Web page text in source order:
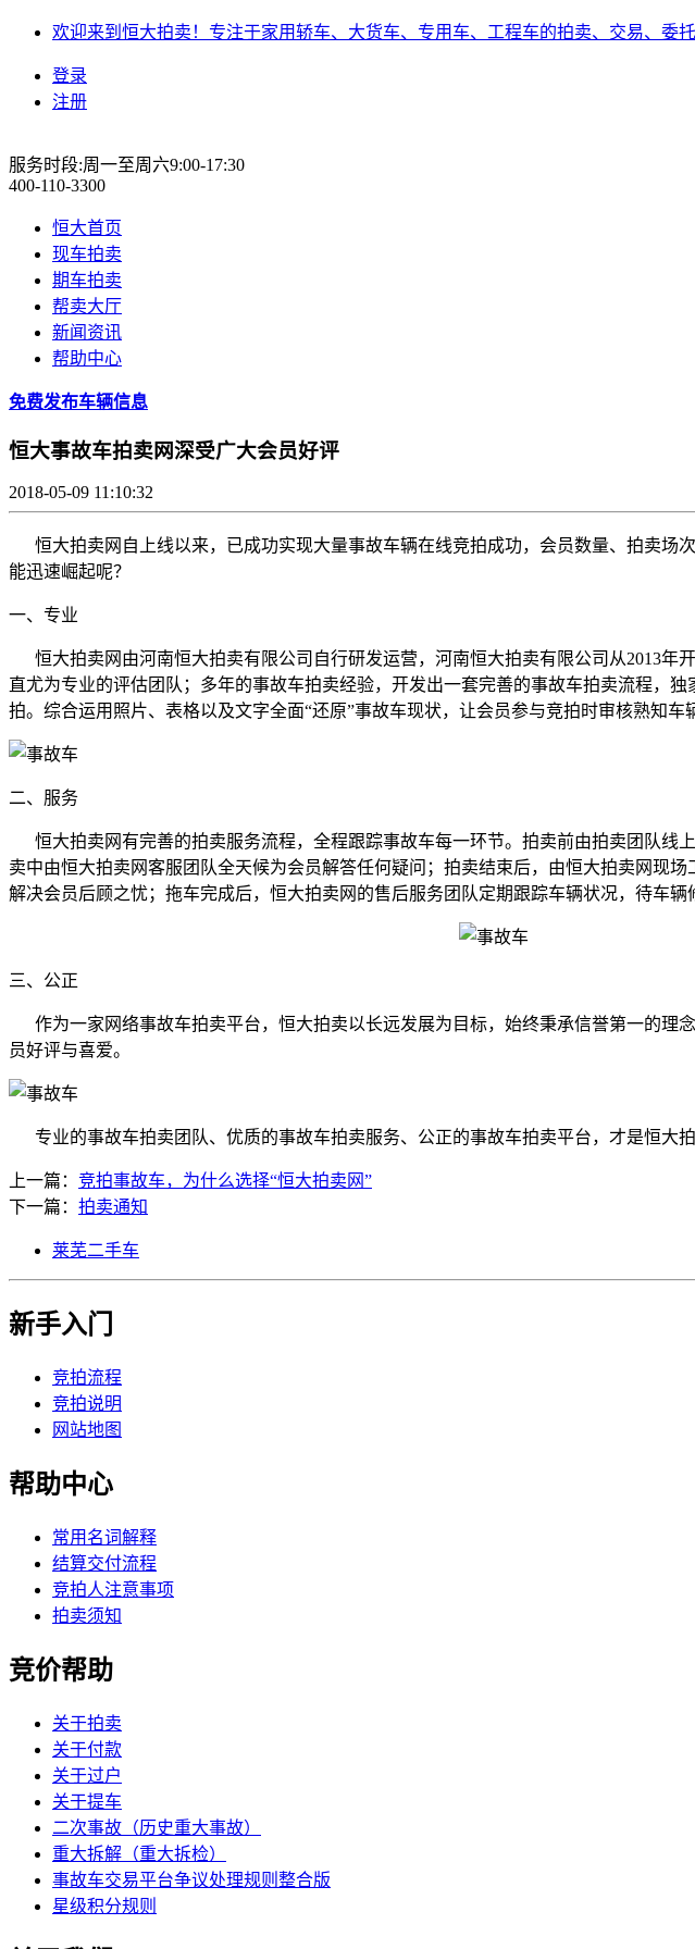
欢迎来到恒大拍卖！专注于家用轿车、大货车、专用车、工程车的拍卖、交易、委
登录
注册
服务时段:周一至周六9:00-17:30
400-110-3300
恒大首页
现车拍卖
期车拍卖
帮卖大厅
新闻资讯
帮助中心
免费发布车辆信息
恒大事故车拍卖网深受广大会员好评
2018-05-09 11:10:32
恒大拍卖网自上线以来，已成功实现大量事故车辆在线竞拍成功，会员数量、拍卖场
能迅速崛起呢？
一、专业
恒大拍卖网由河南恒大拍卖有限公司自行研发运营，河南恒大拍卖有限公司从2013年
直尤为专业的评估团队；多年的事故车拍卖经验，开发出一套完善的事故车拍卖流程，
拍。综合运用照片、表格以及文字全面“还原”事故车现状，让会员参与竞拍时审核熟知
二、服务
恒大拍卖网有完善的拍卖服务流程，全程跟踪事故车每一环节。拍卖前由拍卖团队线
卖中由恒大拍卖网客服团队全天候为会员解答任何疑问；拍卖结束后，由恒大拍卖网现
解决会员后顾之忧；拖车完成后，恒大拍卖网的售后服务团队定期跟踪车辆状况，待车
三、公正
作为一家网络事故车拍卖平台，恒大拍卖以长远发展为目标，始终秉承信誉第一的理
员好评与喜爱。
专业的事故车拍卖团队、优质的事故车拍卖服务、公正的事故车拍卖平台，才是恒大
上一篇： 竞拍事故车，为什么选择“恒大拍卖网”
下一篇： 拍卖通知
莱芜二手车
新手入门
竞拍流程
竞拍说明
网站地图
帮助中心
常用名词解释
结算交付流程
竞拍人注意事项
拍卖须知
竞价帮助
关于拍卖
关于付款
关于过户
关于提车
二次事故（历史重大事故）
重大拆解（重大拆检）
事故车交易平台争议处理规则整合版
星级积分规则